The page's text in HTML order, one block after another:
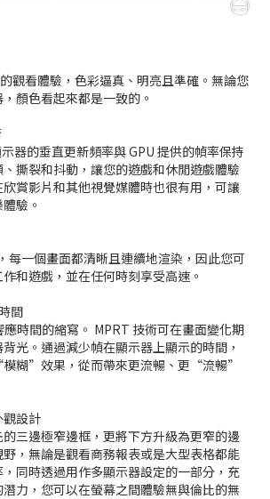
觀看體驗，色彩逼真、明亮且準確。無論您
顏色看起來都是一致的。
器的垂直更新頻率與 GPU 提供的幀率保持
撕裂和抖動，讓您的遊戲和休閒遊戲體驗
賞影片和其他視覺媒體時也很有用，可讓
驗。
每一個畫面都清晰且連續地渲染，因此您可
和遊戲，並在任何時刻享受高速。
間
時間的縮寫。 MPRT 技術可在畫面變化期
光。通過減少幀在顯示器上顯示的時間，
糊”效果，從而帶來更流暢、更“流暢”
設計
三邊極窄邊框，更將下方升級為更窄的邊
，無論是觀看商務報表或是大型表格都能
同時透過用作多顯示器設定的一部分，充
力，您可以在螢幕之間體驗無與倫比的無